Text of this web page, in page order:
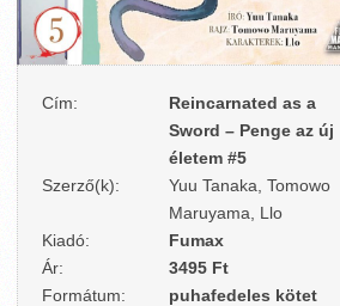
Cím:
Reincarnated as a
Sword – Penge az új
életem #5
Szerző(k):
Yuu Tanaka, Tomowo
Maruyama, Llo
Kiadó:
Fumax
Ár:
3495 Ft
Formátum:
puhafedeles kötet